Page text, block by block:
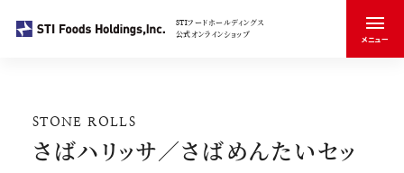
STIフードホールディングス
公式オンラインショップ
お買い物
メニュー
STONE ROLLS
さばハリッサ／さばめんたいセッ